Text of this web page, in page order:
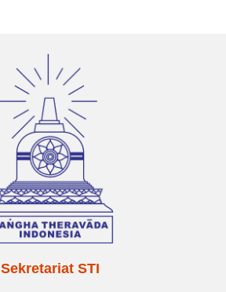
Sekretariat STI